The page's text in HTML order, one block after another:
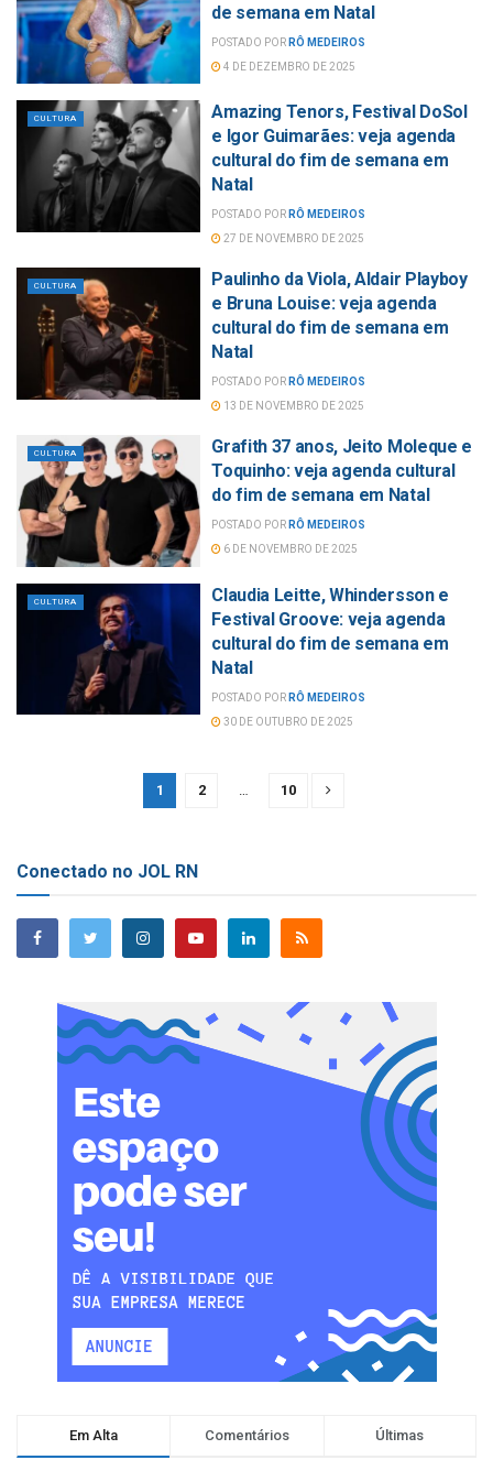
de semana em Natal
POSTADO POR RÔ MEDEIROS
4 DE DEZEMBRO DE 2025
CULTURA
Amazing Tenors, Festival DoSol
e Igor Guimarães: veja agenda
cultural do fim de semana em
Natal
POSTADO POR RÔ MEDEIROS
27 DE NOVEMBRO DE 2025
CULTURA
Paulinho da Viola, Aldair Playboy
e Bruna Louise: veja agenda
cultural do fim de semana em
Natal
POSTADO POR RÔ MEDEIROS
13 DE NOVEMBRO DE 2025
CULTURA
Grafith 37 anos, Jeito Moleque e
Toquinho: veja agenda cultural
do fim de semana em Natal
POSTADO POR RÔ MEDEIROS
6 DE NOVEMBRO DE 2025
CULTURA
Claudia Leitte, Whindersson e
Festival Groove: veja agenda
cultural do fim de semana em
Natal
POSTADO POR RÔ MEDEIROS
30 DE OUTUBRO DE 2025
1 2 10
Conectado no JOL RN
Em Alta Comentários Últimas